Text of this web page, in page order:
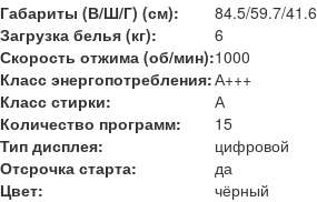
Габариты (В/Ш/Г) (см):
84.5/59.7/41.6
Загрузка белья (кг):
6
Скорость отжима (об/мин):1000
Класс энергопотребления:А+++
Класс стирки:
А
Количество программ:
15
Тип дисплея:
цифровой
Отсрочка старта:
да
Цвет:
чёрный